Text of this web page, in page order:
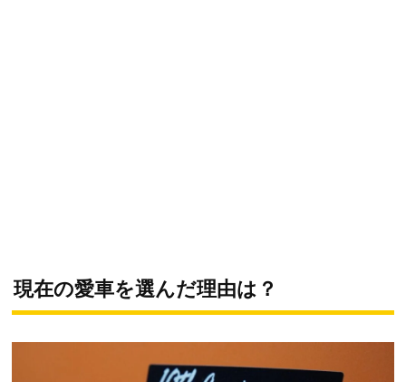
現在の愛車を選んだ理由は？